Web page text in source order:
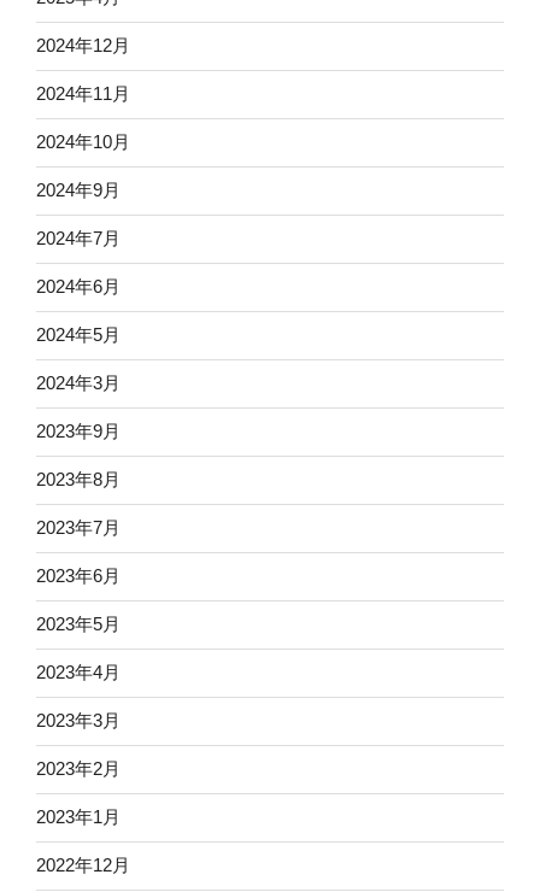
2024年12月
2024年11月
2024年10月
2024年9月
2024年7月
2024年6月
2024年5月
2024年3月
2023年9月
2023年8月
2023年7月
2023年6月
2023年5月
2023年4月
2023年3月
2023年2月
2023年1月
2022年12月